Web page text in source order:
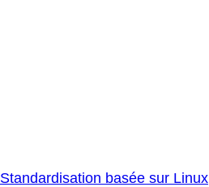
Standardisation basée sur Linux